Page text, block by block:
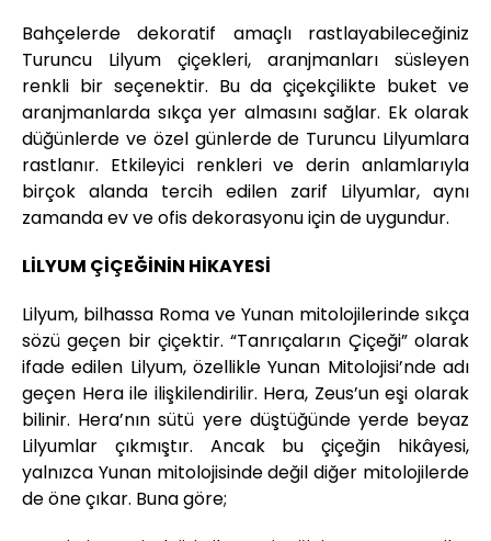
Bahçelerde dekoratif amaçlı rastlayabileceğiniz
Turuncu Lilyum çiçekleri, aranjmanları süsleyen
renkli bir seçenektir. Bu da çiçekçilikte buket ve
aranjmanlarda sıkça yer almasını sağlar. Ek olarak
düğünlerde ve özel günlerde de Turuncu Lilyumlara
rastlanır. Etkileyici renkleri ve derin anlamlarıyla
birçok alanda tercih edilen zarif Lilyumlar, aynı
zamanda ev ve ofis dekorasyonu için de uygundur.
LİLYUM ÇİÇEĞİNİN HİKAYESİ
Lilyum, bilhassa Roma ve Yunan mitolojilerinde sıkça
sözü geçen bir çiçektir. “Tanrıçaların Çiçeği” olarak
ifade edilen Lilyum, özellikle Yunan Mitolojisi’nde adı
geçen Hera ile ilişkilendirilir. Hera, Zeus’un eşi olarak
bilinir. Hera’nın sütü yere düştüğünde yerde beyaz
Lilyumlar çıkmıştır. Ancak bu çiçeğin hikâyesi,
yalnızca Yunan mitolojisinde değil diğer mitolojilerde
de öne çıkar. Buna göre;